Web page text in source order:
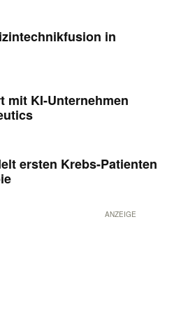
in
mit KI-Unternehmen
ersten Krebs-Patienten
ANZEIGE